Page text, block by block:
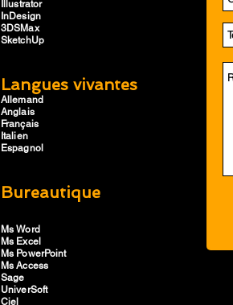
Langues vivantes
Illustrator
InDesign
3DSMax
SketchUp
Allemand
Anglais
Français
Italien
Espagnol
Bureautique
Ms Word
Ms Excel
Ms PowerPoint
Ms Access
Sage
UniverSoft
Ciel